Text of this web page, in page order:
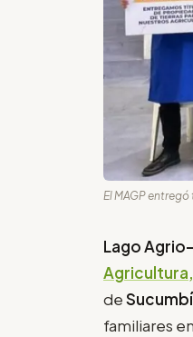
El MAGP
Lago Agrio-
Agricultura,
de
familiares